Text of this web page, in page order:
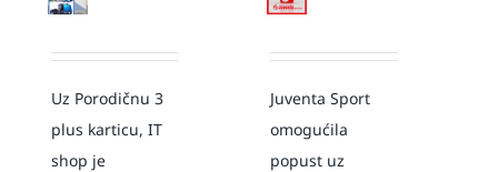
Uz Porodičnu 3
plus karticu, IT
shop je
Juventa Sport
omogućila
popust uz